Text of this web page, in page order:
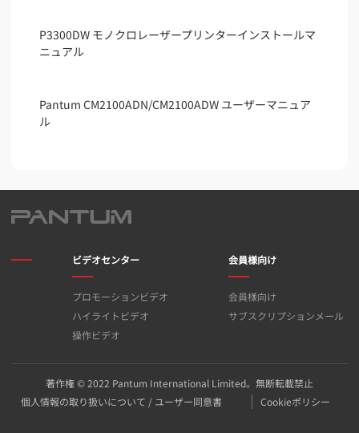
P3300DW モノクロレーザープリンターインストールマ
ニュアル
Pantum CM2100ADN/CM2100ADW ユーザーマニュア
ル
ビデオセンター
プロモーションビデオ
ハイライトビデオ
操作ビデオ
会員様向け
会員様向け
サブスクリプションメール
著作権 © 2022 Pantum International Limited。無断転載禁止
個人情報の取り扱いについて / ユーザー同意書
Cookieポリシー